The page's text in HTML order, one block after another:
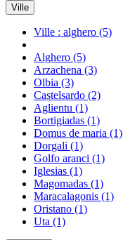
Ville
Ville : alghero (5)
Alghero (5)
Arzachena (3)
Olbia (3)
Castelsardo (2)
Aglientu (1)
Bortigiadas (1)
Domus de maria (1)
Dorgali (1)
Golfo aranci (1)
Iglesias (1)
Magomadas (1)
Maracalagonis (1)
Oristano (1)
Uta (1)